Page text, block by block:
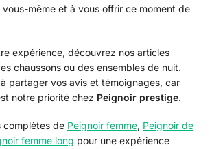
même et à vous offrir ce moment de
expérience, découvrez nos articles
chaussons ou des ensembles de nuit.
partager vos avis et témoignages, car
notre priorité chez Peignoir prestige.
complètes de Peignoir femme, Peignoir de
femme long pour une expérience